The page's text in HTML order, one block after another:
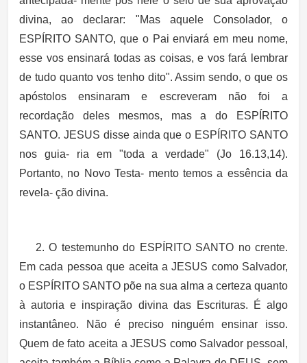
divina, ao declarar: "Mas aquele Consolador, o
ESPÍRITO SANTO, que o Pai enviará em meu nome,
esse vos ensinará todas as coisas, e vos fará lembrar
de tudo quanto vos tenho dito". Assim sendo, o que os
apóstolos ensinaram e escreveram não foi a
recordação deles mesmos, mas a do ESPÍRITO
SANTO. JESUS disse ainda que o ESPÍRITO SANTO
nos guia- ria em "toda a verdade" (Jo 16.13,14).
Portanto, no Novo Testa- mento temos a essência da
revela- ção divina.
2. O testemunho do ESPÍRITO SANTO no crente.
Em cada pessoa que aceita a JESUS como Salvador,
o ESPÍRITO SANTO põe na sua alma a certeza quanto
à autoria e inspiração divina das Escrituras. É algo
instantâneo. Não é preciso ninguém ensinar isso.
Quem de fato aceita a JESUS como Salvador pessoal,